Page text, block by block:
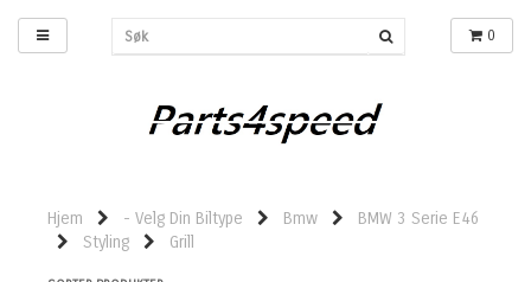
0
Hjem - Velg Din Biltype Bmw
BMW 3 Serie E46
Styling
Grill